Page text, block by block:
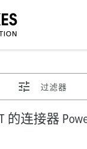
过滤器
的连接器